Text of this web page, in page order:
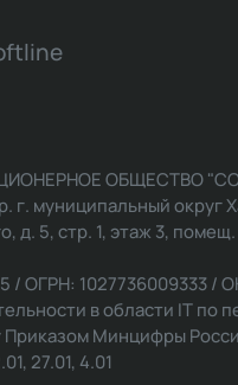
ОБЩЕСТВО
г. муниципальный округ
д. 5, стр. 1, этаж 3,
/ ОГРН: 1027736009333 /
в области IT по
Минцифры
27.01, 4.01